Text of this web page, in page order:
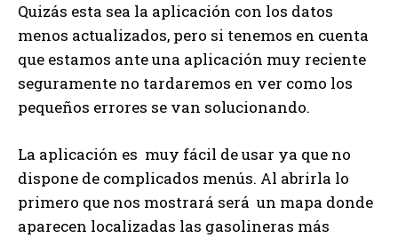
Quizás esta sea la aplicación con los datos
menos actualizados, pero si tenemos en cuenta
que estamos ante una aplicación muy reciente
seguramente no tardaremos en ver como los
pequeños errores se van solucionando.
La aplicación es muy fácil de usar ya que no
dispone de complicados menús. Al abrirla lo
primero que nos mostrará será un mapa donde
aparecen localizadas las gasolineras más